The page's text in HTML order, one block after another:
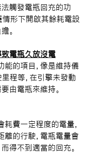
法觸發電瓶回充的功
情形下開啟其餘耗電設
。
致電瓶久放沒電
能的項目，像是維持儀
程等，在引擎未發動
由電瓶來維持。
費一定程度的電量，
離的行駛，電瓶電量會
得不到適當的回充。